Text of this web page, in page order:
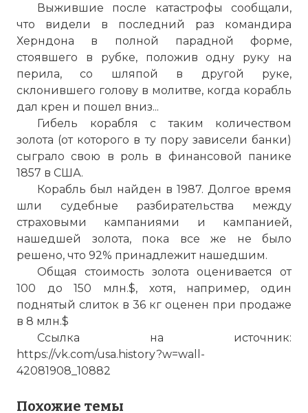
Выжившие после катастрофы сообщали,
что видели в последний раз командира
Херндона в полной парадной форме,
стоявшего в рубке, положив одну руку на
перила, со шляпой в другой руке,
склонившего голову в молитве, когда корабль
дал крен и пошел вниз...
Гибель корабля с таким количеством
золота (от которого в ту пору зависели банки)
сыграло свою в роль в финансовой панике
1857 в США.
Корабль был найден в 1987. Долгое время
шли судебные разбирательства между
страховыми кампаниями и кампанией,
нашедшей золота, пока все же не было
решено, что 92% принадлежит нашедшим.
Общая стоимость золота оценивается от
100 до 150 млн.$, хотя, например, один
поднятый слиток в 36 кг оценен при продаже
в 8 млн.$
Ссылка на источник:
https://vk.com/usa.history?w=wall-
42081908_10882
Похожие темы
☓
Золото, поднятое с парохода
"Центральная Америка"
Фото статьи: